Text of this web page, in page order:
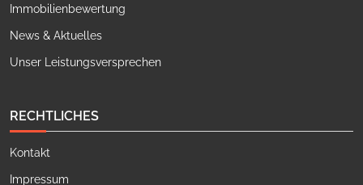
Immobilienbewertung
News & Aktuelles
Unser Leistungsversprechen
RECHTLICHES
Kontakt
Impressum